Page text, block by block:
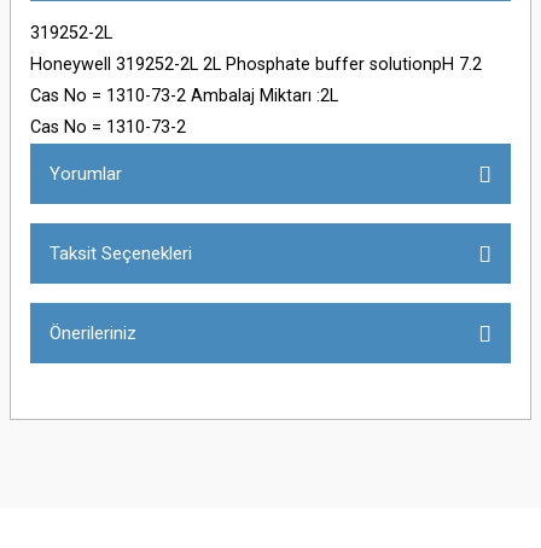
319252-2L
Honeywell 319252-2L 2L Phosphate buffer solutionpH 7.2
Cas No = 1310-73-2 Ambalaj Miktarı :2L
Cas No = 1310-73-2
Yorumlar
Taksit Seçenekleri
Önerileriniz